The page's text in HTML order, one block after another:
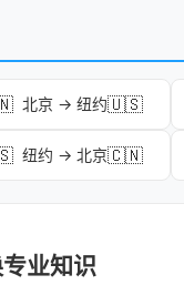
北京 → 纽约🇺🇸
纽约 → 北京🇨🇳
业知识